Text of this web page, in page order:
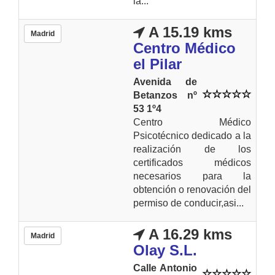
Madrid
A 15.19 kms
Centro Médico
el Pilar
Avenida de
Betanzos nº
53 1º4
Centro Médico
Psicotécnico dedicado a la
realización de los
certificados médicos
necesarios para la
obtención o renovación del
permiso de conducir,asi...
Madrid
A 16.29 kms
Olay S.L.
Calle Antonio